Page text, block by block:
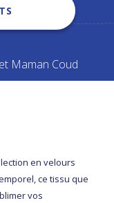
Maman Coud
en velours
ce tissu que
vos